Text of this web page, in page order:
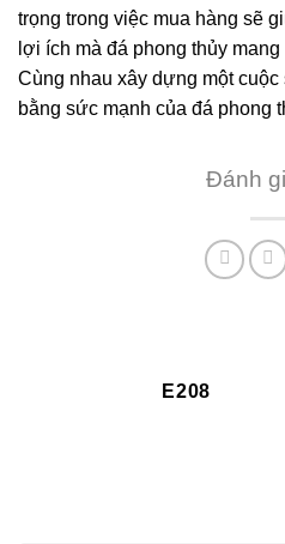
trọng trong việc mua hàng sẽ
lợi ích mà đá phong thủy
Cùng nhau xây dựng một
bằng sức mạnh của đá phong
Đánh
E208